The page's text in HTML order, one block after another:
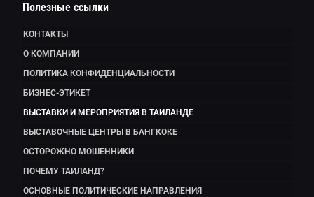
Полезные ссылки
КОНТАКТЫ
О КОМПАНИИ
ПОЛИТИКА КОНФИДЕНЦИАЛЬНОСТИ
БИЗНЕС-ЭТИКЕТ
ВЫСТАВКИ И МЕРОПРИЯТИЯ В ТАИЛАНДЕ
ВЫСТАВОЧНЫЕ ЦЕНТРЫ В БАНГКОКЕ
ОСТОРОЖНО МОШЕННИКИ
ПОЧЕМУ ТАИЛАНД?
ОСНОВНЫЕ ПОЛИТИЧЕСКИЕ НАПРАВЛЕНИЯ